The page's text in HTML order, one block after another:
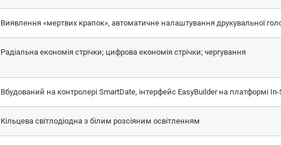
Виявлення «мертвих крапок», автоматичне налаштування друкувальної
Радіальна економія стрічки; цифрова економія стрічки; чергування
Вбудований на контролері SmartDate, інтерфейс EasyBuilder на платформі
Кільцева світлодіодна з білим розсіяним освітленням